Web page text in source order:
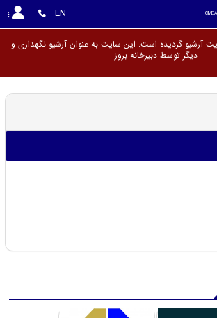
EN
آرشیو گردیده است. این سایت به عنوان آرشیو نگهداری و
دیگر توسط دبیرخانه